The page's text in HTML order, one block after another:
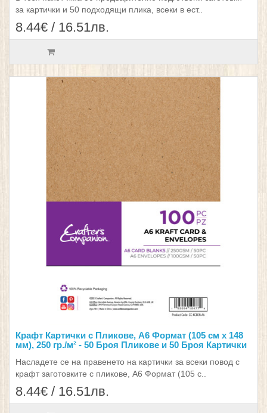
за картички и 50 подходящи плика, всеки в ест..
8.44€ / 16.51лв.
Крафт Картички с Пликове, А6 Формат (105 см х 148
мм), 250 гр./м² - 50 Броя Пликове и 50 Броя Картички
Насладете се на правенето на картички за всеки повод с
крафт заготовките с пликове, А6 Формат (105 с..
8.44€ / 16.51лв.